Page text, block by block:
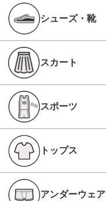
シューズ・靴
スカート
スポーツ
トップス
アンダーウェア